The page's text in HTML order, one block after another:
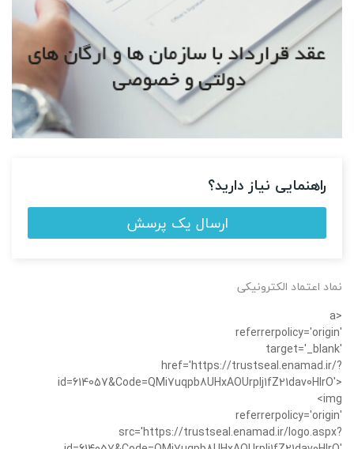
راهنمایی نیاز دارید؟
ارسال یک پرسش
نماد اعتماد الکترونیکی
<a
referrerpolicy='origin'
target='_blank'
href='https://trustseal.enamad.ir/?
id=614057&Code=QMi7uqpb8UHxAOUrplj1fZ21dav0HIrO'>
<img
referrerpolicy='origin'
src='https://trustseal.enamad.ir/logo.aspx?